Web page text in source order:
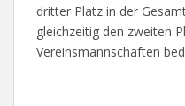
dritter Platz in der
gleichzeitig den zweiten
Vereinsmannschaften